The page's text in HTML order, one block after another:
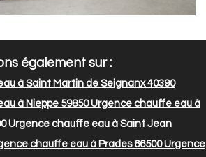
également sur :
à Saint Martin de Seignanx 40390
à Nieppe 59850Urgence chauffe eau à
Urgence chauffe eau à Saint Jean
chauffe eau à Prades 66500Urgence